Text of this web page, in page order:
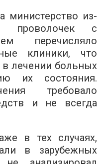
министерство из-
проволочек с
перечисляло
клиники, что
лечении больных
их состояния.
требовало
и не всегда
в тех случаях,
в зарубежных